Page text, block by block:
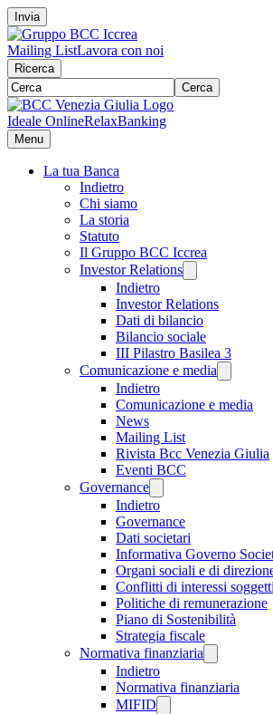
Invia
Mailing ListLavora con noi
Ricerca
Cerca
Ideale OnlineRelaxBanking
Menu
La tua Banca
Indietro
Chi siamo
La storia
Statuto
Il Gruppo BCC Iccrea
Investor Relations
Indietro
Investor Relations
Dati di bilancio
Bilancio sociale
III Pilastro Basilea 3
Comunicazione e media
Indietro
Comunicazione e media
News
Mailing List
Rivista Bcc Venezia Giulia
Eventi BCC
Governance
Indietro
Governance
Dati societari
Informativa Governo
Organi sociali e di
Conflitti di interessi
Politiche di remunerazione
Piano di Sostenibilità
Strategia fiscale
Normativa finanziaria
Indietro
Normativa finanziaria
MIFID